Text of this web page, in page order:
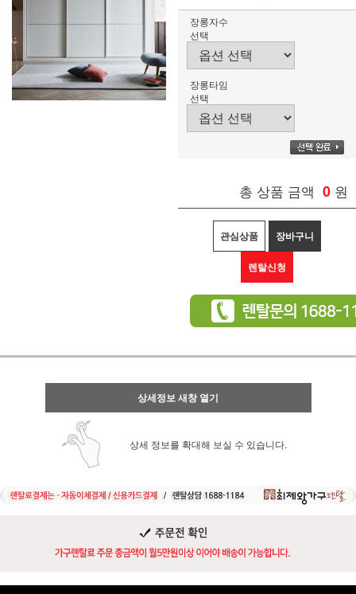
장롱자수
선택
장롱타임
선택
총 상품 금액 0 원
관심상품 장바구니
렌탈신청
상세정보 새창 열기
상세 정보를 확대해 보실 수 있습니다.